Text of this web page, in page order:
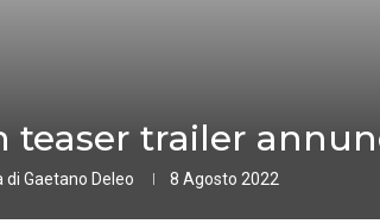
teaser trailer
di Gaetano Deleo 8 Agosto 2022